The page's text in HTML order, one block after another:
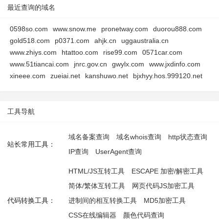
最近查询的域名
0598so.com www.snow.me pronetway.com
duorou888.com
gold518.com
p0371.com ahjk.cn
uggaustralia.cn
www.zhiys.com
htattoo.com rise99.com
0571car.com
www.51tiancai.com
jnrc.gov.cn gwylx.com
www.jxdinfo.com
xineee.com
zueiai.net kanshuwo.net bjxhyy.hos.999120.net
工具导航
站长常用工具：
域名备案查询 域名whois查询
http状态查询
IP查询
UserAgent查询
代码转换工具：
HTML/JS互转工具
ESCAPE 加密/解密工具
简体/繁体互转工具
网页代码JS加密工具
进制间的相互转换工具
MD5加密工具
CSS在线编辑器
颜色代码查询